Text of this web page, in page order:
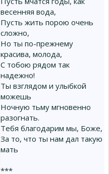
весенняя вода,
Пусть жить порою очень
сложно,
Но ты по-прежнему
красива, молода,
С тобою рядом так
надежно!
Ты взглядом и улыбкой
можешь
Ночную тьму мгновенно
разогнать.
Тебя благодарим мы, Боже,
За то, что ты нам дал такую
мать
***